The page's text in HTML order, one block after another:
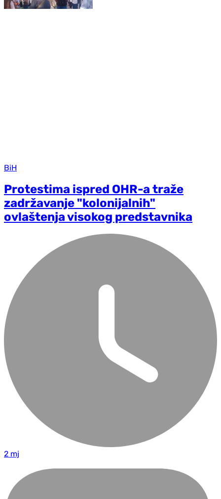
BiH
Protestima ispred OHR-a traže
zadržavanje "kolonijalnih"
ovlaštenja visokog predstavnika
2 mj